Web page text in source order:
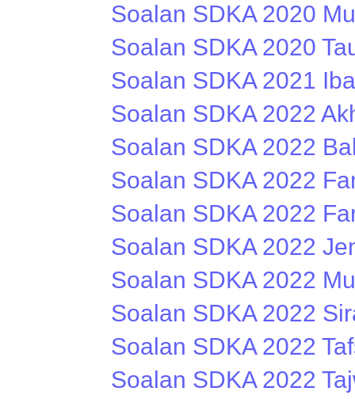
Soalan SDKA 2020
Soalan SDKA 2020
Soalan SDKA 2021
Soalan SDKA 2022
Soalan SDKA 2022
Soalan SDKA 2022
Soalan SDKA 2022
Soalan SDKA 2022
Soalan SDKA 2022
Soalan SDKA 2022
Soalan SDKA 2022
Soalan SDKA 2022